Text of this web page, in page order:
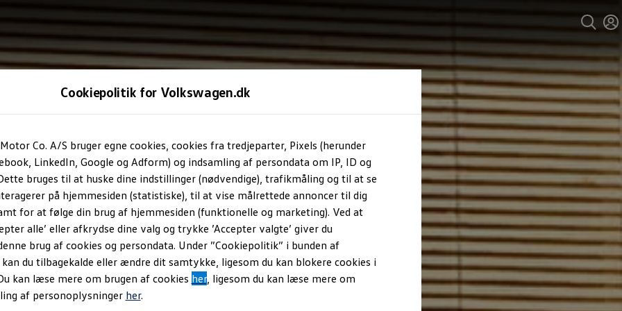
Cookiepolitik for Volkswagen.dk
Co. A/S bruger egne cookies, cookies fra tredjeparter, Pixels (herunder
LinkedIn, Google og Adform) og indsamling af persondata om IP, ID og
bruges til at huske dine indstillinger (nødvendige), trafikmåling og til at se
på hjemmesiden (statistiske), til at vise målrettede annoncer til dig
for at følge din brug af hjemmesiden (funktionelle og marketing). Ved at
alle’ eller afkrydse dine valg og trykke ’Accepter valgte’ giver du
brug af cookies og persondata. Under ”Cookiepolitik” i bunden af
du tilbagekalde eller ændre dit samtykke, ligesom du kan blokere cookies i
kan læse mere om brugen af cookies her, ligesom du kan læse mere om
af personoplysninger her.